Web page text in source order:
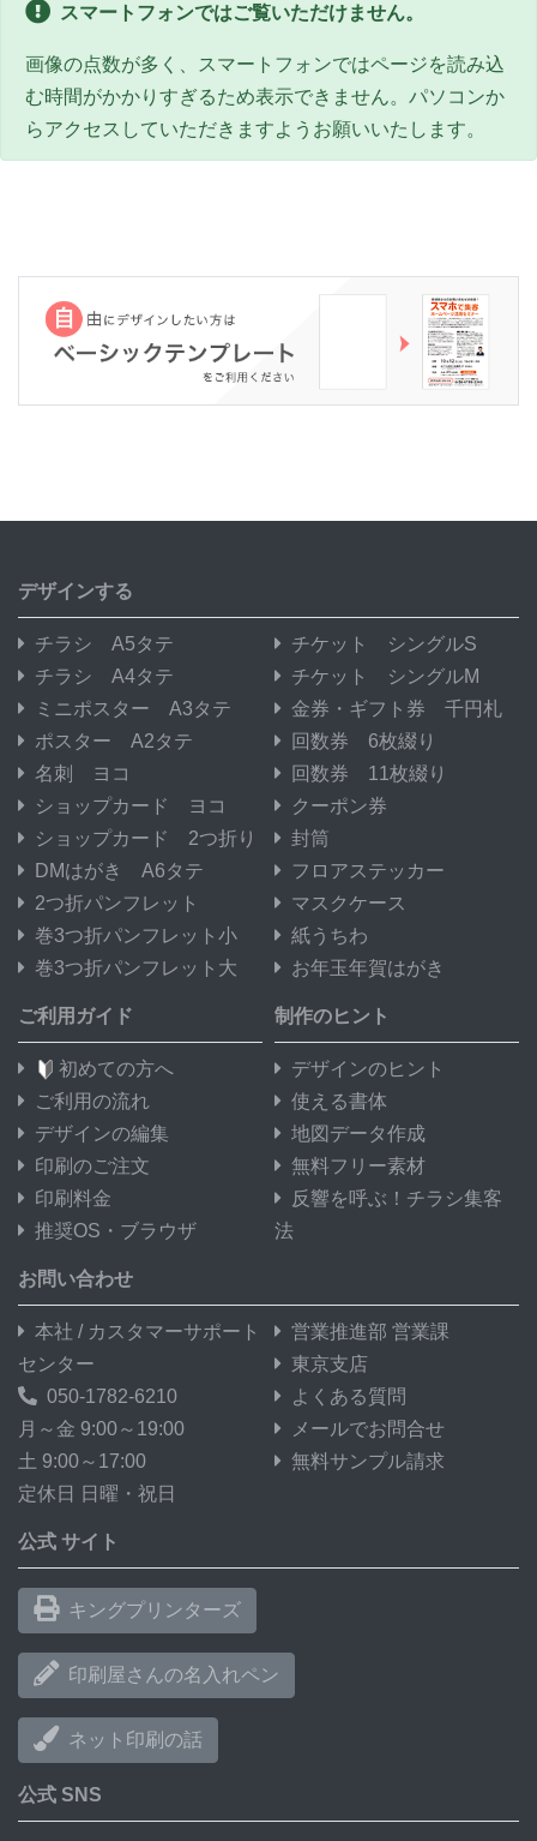
スマートフォンではご覧いただけません。
画像の点数が多く、スマートフォンではページを読み込
む時間がかかりすぎるため表示できません。パソコンか
らアクセスしていただきますようお願いいたします。
デザインする
チラシ A5タテ
チラシ A4タテ
ミニポスター A3タテ
ポスター A2タテ
名刺 ヨコ
ショップカード ヨコ
ショップカード 2つ折り
DMはがき A6タテ
2つ折パンフレット
巻3つ折パンフレット小
巻3つ折パンフレット大
チケット シングルS
チケット シングルM
金券・ギフト券 千円札
回数券 6枚綴り
回数券 11枚綴り
クーポン券
封筒
フロアステッカー
マスクケース
紙うちわ
お年玉年賀はがき
ご利用ガイド
初めての方へ
ご利用の流れ
デザインの編集
印刷のご注文
印刷料金
推奨OS・ブラウザ
制作のヒント
デザインのヒント
使える書体
地図データ作成
無料フリー素材
反響を呼ぶ！チラシ集客
法
お問い合わせ
本社 / カスタマーサポート
センター
050-1782-6210
月～金 9:00～19:00
土 9:00～17:00
定休日 日曜・祝日
営業推進部 営業課
東京支店
よくある質問
メールでお問合せ
無料サンプル請求
公式 サイト
キングプリンターズ
印刷屋さんの名入れペン
ネット印刷の話
公式 SNS